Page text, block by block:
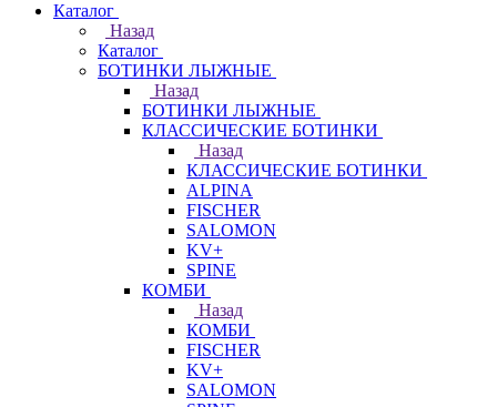
Каталог
Назад
Каталог
БОТИНКИ ЛЫЖНЫЕ
Назад
БОТИНКИ ЛЫЖНЫЕ
КЛАССИЧЕСКИЕ БОТИНКИ
Назад
КЛАССИЧЕСКИЕ БОТИНКИ
ALPINA
FISCHER
SALOMON
KV+
SPINE
КОМБИ
Назад
КОМБИ
FISCHER
KV+
SALOMON